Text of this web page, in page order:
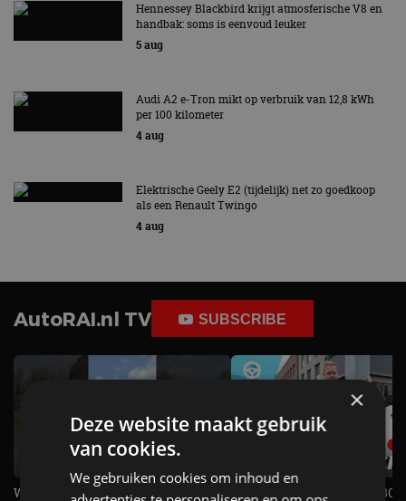
Hennessey Blackbird krijgt atmosferische V8 en
handbak: soms is eenvoud leuker
5 aug
Audi A2 e-Tron mikt op verbruik van 12,8 kWh
per 100 kilometer
4 aug
Elektrische Geely E2 (tijdelijk) net zo goedkoop
als een Renault Twingo
4 aug
AutoRAI.nl TV SUBSCRIBE
Welke elektrische auto past bij jou?
1.500 KG Trekgewicht & 380
×
Deze website maakt gebruik
van cookies.
We gebruiken cookies om inhoud en